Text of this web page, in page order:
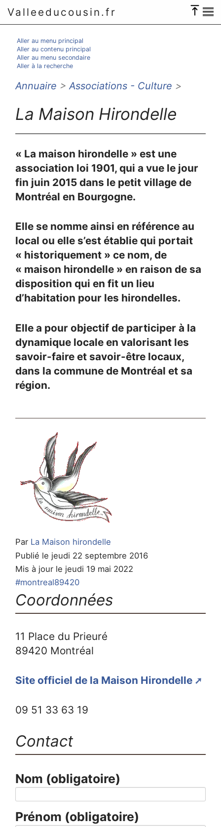
Valleeducousin.fr
Aller au menu principal
Aller au contenu principal
Aller au menu secondaire
Aller à la recherche
Annuaire >Associations - Culture >
La Maison Hirondelle
« La maison hirondelle » est une
association loi 1901, qui a vue le jour
fin juin 2015 dans le petit village de
Montréal en Bourgogne.
Elle se nomme ainsi en référence au
local ou elle s’est établie qui portait
« historiquement » ce nom, de
« maison hirondelle » en raison de sa
disposition qui en fit un lieu
d’habitation pour les hirondelles.
Elle a pour objectif de participer à la
dynamique locale en valorisant les
savoir-faire et savoir-être locaux,
dans la commune de Montréal et sa
région.
Par La Maison hirondelle
Publié le jeudi 22 septembre 2016
Mis à jour le jeudi 19 mai 2022
#montreal89420
Coordonnées
11 Place du Prieuré
89420 Montréal
Site officiel de la Maison Hirondelle
09 51 33 63 19
Contact
Nom (obligatoire)
Prénom (obligatoire)